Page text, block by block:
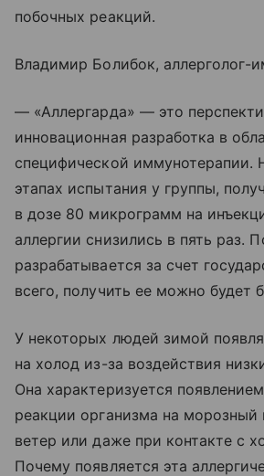
побочных реакций.
Владимир Болибок, аллерголог-
— «Аллергарда» — это
инновационная разработка в
специфической иммунотерапии.
этапах испытания у группы,
в дозе 80 микрограмм на
аллергии снизились в пять раз.
разрабатывается за счет
всего, получить ее можно будет
У некоторых людей зимой
на холод из-за воздействия
Она характеризуется
реакции организма на морозный
ветер или даже при контакте с
Почему появляется эта